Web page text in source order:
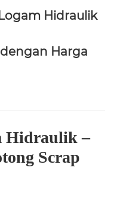
Hidraulik
Harga
Hidraulik –
Scrap